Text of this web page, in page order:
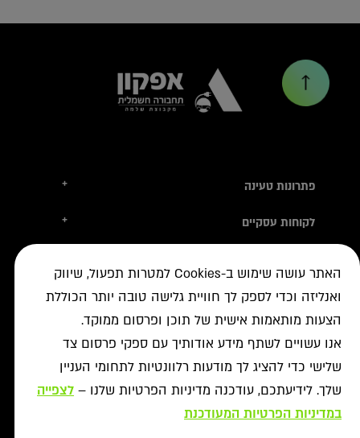
פתרונות טעינה +
טסלה
פתרונות לעסקים
רשת ON לטעינת רכבים חשמליים
לקוחות עסקיים +
ניהול צי רכב חשמלי
נדל"ן מסחרי לרשת הטעינה
רשויות ומכרזים
פתרונות ניהול אנרגיה
פתרונות טעינה לאוטובוסים
יעוץ
פתרונות אגירת אנרגיה
אודות +
תקנון מבצעי נובמבר
אודותינו
צור קשר
תנאי שימוש
מדיניות פרטיות
ביטול עסקה
האתר עושה שימוש ב-Cookies למטרות תפעול, שיווק
ואנליזה וכדי לספק לך חוויית גלישה טובה יותר הכוללת
הצעות מותאמות אישית של תוכן ופרסום ממוקד.
אנו עשויים לשתף מידע אודותיך עם ספקי פרסום צד
שלישי כדי להציג לך מודעות רלוונטיות לתחומי העניין
שלך. לידיעתכם, עודכנה מדיניות הפרטיות שלנו – לצפייה
במדיניות הפרטיות המעודכנת